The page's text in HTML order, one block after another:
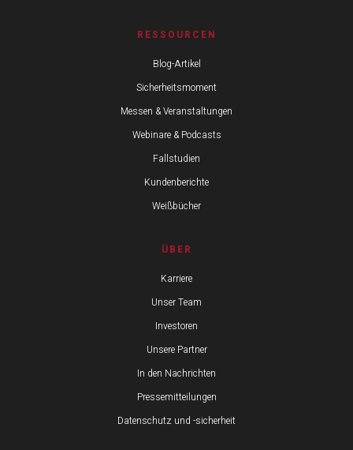
RESSOURCEN
Blog-Artikel
Sicherheitsmoment
Messen & Veranstaltungen
Webinare & Podcasts
Fallstudien
Kundenberichte
Weißbücher
ÜBER
Karriere
Unser Team
Investoren
Unsere Partner
In den Nachrichten
Pressemitteilungen
Datenschutz und -sicherheit